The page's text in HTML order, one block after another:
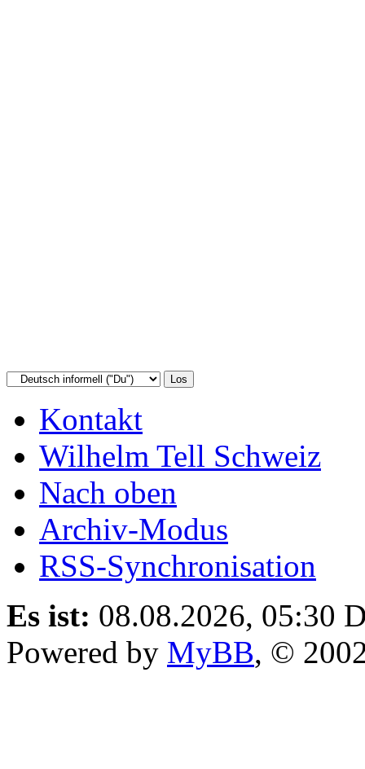
Kontakt
Wilhelm Tell Schweiz
Nach oben
Archiv-Modus
RSS-Synchronisation
Es ist: 08.08.2026, 05:30
Powered by MyBB, ©